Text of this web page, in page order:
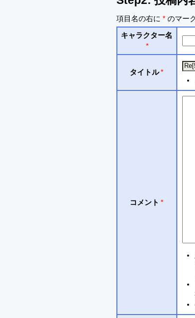
項目名の右に *のマー
キャラクター名
*
タイトル*
コメント *